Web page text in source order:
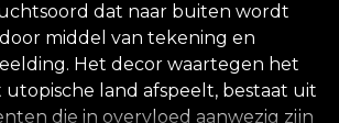
dat naar buiten wordt
middel van tekening en
Het decor waartegen het
utopische land afspeelt, bestaat uit
die in overvloed aanwezig zijn